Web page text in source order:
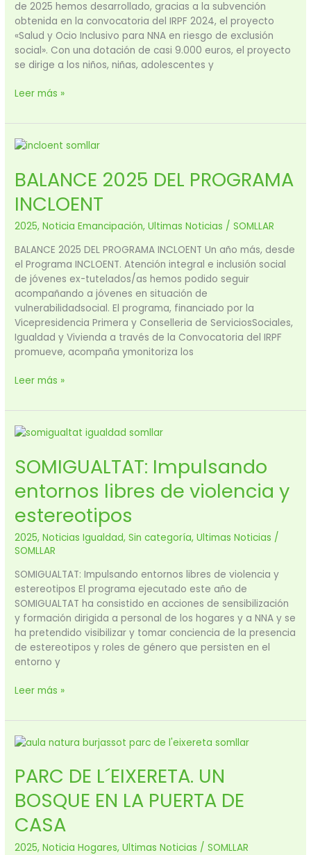
de 2025 hemos desarrollado, gracias a la subvención
obtenida en la convocatoria del IRPF 2024, el proyecto
«Salud y Ocio Inclusivo para NNA en riesgo de exclusión
social». Con una dotación de casi 9.000 euros, el proyecto
se dirige a los niños, niñas, adolescentes y
Leer más »
BALANCE 2025 DEL PROGRAMA
INCLOENT
2025,Noticia Emancipación,Ultimas Noticias /SOMLLAR
BALANCE 2025 DEL PROGRAMA INCLOENT Un año más, desde
el Programa INCLOENT. Atención integral e inclusión social
de jóvenes ex-tutelados/as hemos podido seguir
acompañando a jóvenes en situación de
vulnerabilidadsocial. El programa, financiado por la
Vicepresidencia Primera y Conselleria de ServiciosSociales,
Igualdad y Vivienda a través de la Convocatoria del IRPF
promueve, acompaña ymonitoriza los
BALANCE
DEL
PROGRAMA
INCLOENT
Leer más »
SOMIGUALTAT: Impulsando
entornos libres de violencia y
estereotipos
2025,Noticias Igualdad,Sin categoría,Ultimas Noticias /
SOMLLAR
SOMIGUALTAT: Impulsando entornos libres de violencia y
estereotipos El programa ejecutado este año de
SOMIGUALTAT ha consistido en acciones de sensibilización
y formación dirigida a personal de los hogares y a NNA y se
ha pretendido visibilizar y tomar conciencia de la presencia
de estereotipos y roles de género que persisten en el
entorno y
SOMIGUALTAT:
entornos
libres
de
y
estereotipos
Leer más »
PARC DE L´EIXERETA. UN
BOSQUE EN LA PUERTA DE
CASA
2025,Noticia Hogares,Ultimas Noticias /SOMLLAR
PARC
L
´EIXERETA.
UN
EN
LA